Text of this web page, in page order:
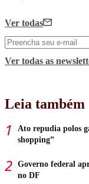
Ver todas
Ver todas as
Leia também
Ato repudia polos
shopping”
Governo federal
no DF